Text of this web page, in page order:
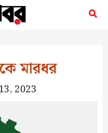
মারধর
2023